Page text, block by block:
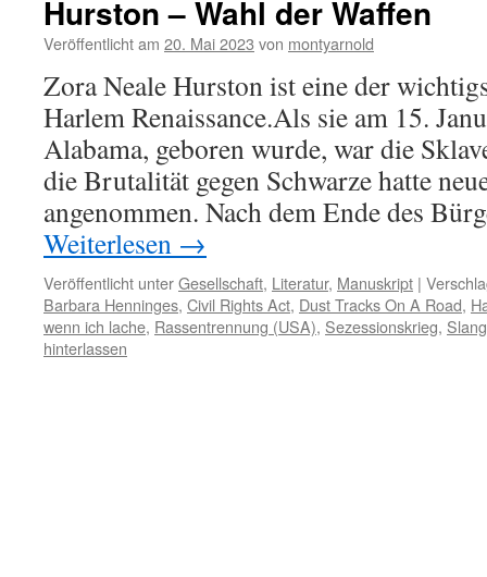
Hurston – Wahl der Waffen
Veröffentlicht am 20. Mai 2023 von montyarnold
Zora Neale Hurston ist eine der
Harlem Renaissance.Als sie am 15.
Alabama, geboren wurde, war die
die Brutalität gegen Schwarze hatte
angenommen. Nach dem Ende des
Weiterlesen →
Veröffentlicht unterGesellschaft, Literatur, Manuskript |
Barbara Henninges, Civil Rights Act, Dust Tracks On A Road,
wenn ich lache, Rassentrennung (USA), Sezessionskrieg, Slang
hinterlassen